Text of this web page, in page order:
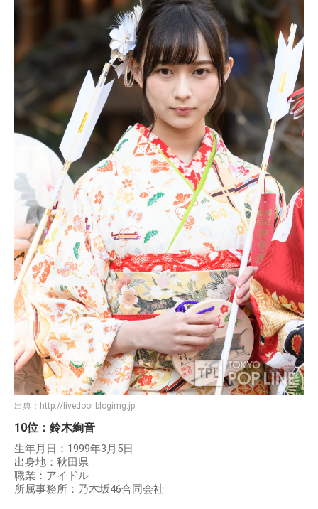
出典： http://livedoor.blogimg.jp
10位：鈴木絢音
生年月日：1999年3月5日
出身地：秋田県
職業：アイドル
所属事務所：乃木坂46合同会社